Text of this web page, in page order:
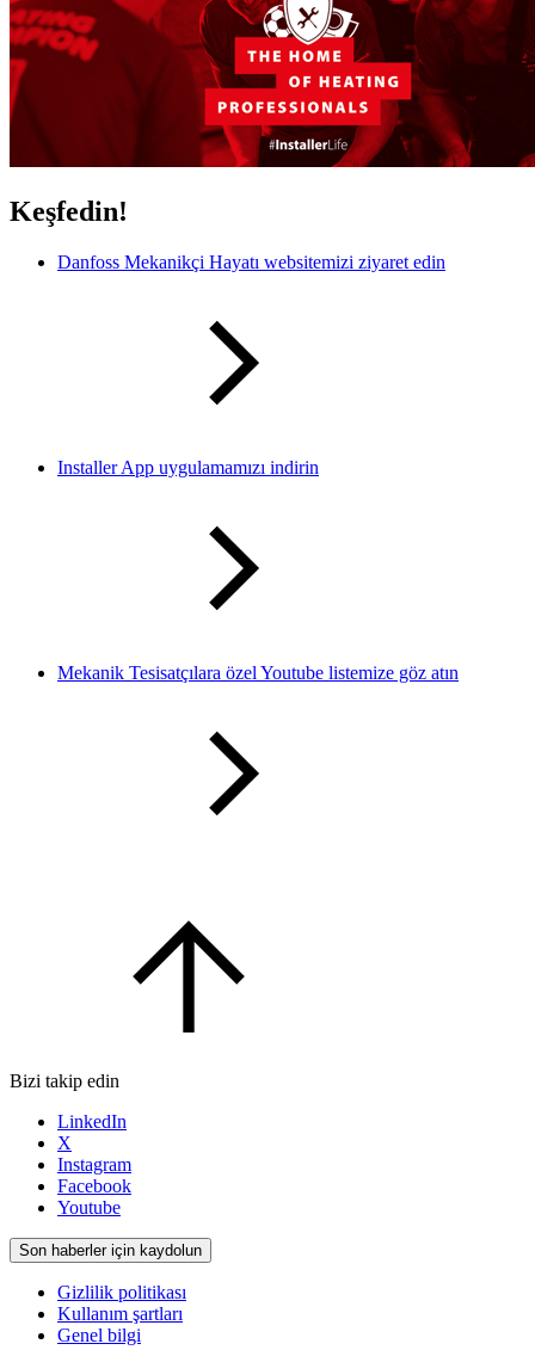
Keşfedin!
Danfoss Mekanikçi Hayatı websitemizi ziyaret edin
Installer App uygulamamızı indirin
Mekanik Tesisatçılara özel Youtube listemize göz atın
Bizi takip edin
LinkedIn
X
Instagram
Facebook
Youtube
Son haberler için kaydolun
Gizlilik politikası
Kullanım şartları
Genel bilgi